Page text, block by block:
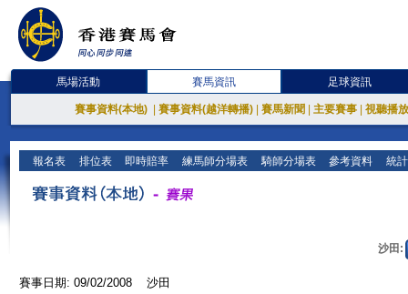
馬場活動 賽馬資訊 足球資訊
賽事資料(本地) 賽事資料(越洋轉播) 賽馬新聞 主要賽事 視聽播
報名表 排位表 即時賠率 練馬師分場表 騎師分場表 參考資料 統
沙田:
賽事日期: 09/02/2008 沙田